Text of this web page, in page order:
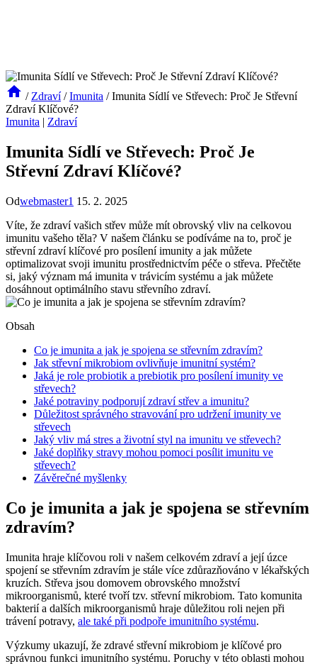
/ Zdraví / Imunita / Imunita Sídlí ve Střevech: Proč Je Střevní
Zdraví Klíčové?
Imunita | Zdraví
Imunita Sídlí ve Střevech: Proč Je
Střevní Zdraví Klíčové?
Odwebmaster1 15. 2. 2025
Víte, že zdraví vašich střev může mít obrovský vliv na celkovou
imunitu vašeho těla? V našem článku se podíváme na to, proč je
střevní zdraví klíčové pro posílení imunity a jak můžete
optimalizovat svoji imunitu prostřednictvím péče o střeva. Přečtěte
si, jaký význam má imunita v trávicím systému a jak můžete
dosáhnout optimálního stavu střevního zdraví.
Obsah
Co je imunita a jak je spojena se střevním zdravím?
Jak střevní mikrobiom ovlivňuje imunitní systém?
Jaká je role probiotik a prebiotik pro posílení imunity ve
střevech?
Jaké potraviny podporují zdraví střev a imunitu?
Důležitost správného stravování pro udržení imunity ve
střevech
Jaký vliv má stres a životní styl na imunitu ve střevech?
Jaké doplňky stravy mohou pomoci posílit imunitu ve
střevech?
Závěrečné myšlenky
Co je imunita a jak je spojena se střevním
zdravím?
Imunita hraje klíčovou roli v našem celkovém zdraví a její úzce
spojení se střevním zdravím je stále více zdůrazňováno v lékařských
kruzích. Střeva jsou domovem obrovského množství
mikroorganismů, které tvoří tzv. střevní mikrobiom. Tato komunita
bakterií a dalších mikroorganismů hraje důležitou roli nejen při
trávení potravy, ale také při podpoře imunitního systému.
Výzkumy ukazují, že zdravé střevní mikrobiom je klíčové pro
správnou funkci imunitního systému. Poruchy v této oblasti mohou